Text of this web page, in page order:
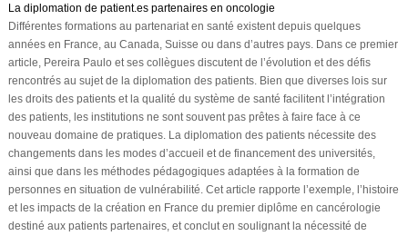
La diplomation de patient.es partenaires en oncologie
Différentes formations au partenariat en santé existent depuis quelques
années en France, au Canada, Suisse ou dans d’autres pays. Dans ce premier
article, Pereira Paulo et ses collègues discutent de l’évolution et des défis
rencontrés au sujet de la diplomation des patients. Bien que diverses lois sur
les droits des patients et la qualité du système de santé facilitent l’intégration
des patients, les institutions ne sont souvent pas prêtes à faire face à ce
nouveau domaine de pratiques. La diplomation des patients nécessite des
changements dans les modes d’accueil et de financement des universités,
ainsi que dans les méthodes pédagogiques adaptées à la formation de
personnes en situation de vulnérabilité. Cet article rapporte l’exemple, l’histoire
et les impacts de la création en France du premier diplôme en cancérologie
destiné aux patients partenaires, et conclut en soulignant la nécessité de